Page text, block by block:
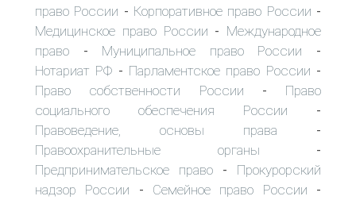
право России - Корпоративное право России -
Медицинское право России - Международное
право - Муниципальное право России -
Нотариат РФ - Парламентское право России -
Право собственности России - Право
социального обеспечения России -
Правоведение, основы права -
Правоохранительные органы -
Предпринимательское право - Прокурорский
надзор России - Семейное право России -